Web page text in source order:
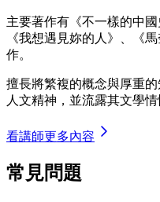
主要著作有《不一樣的中
《我想遇見妳的人》、《
作。
擅長將繁複的概念與厚重
人文精神，並流露其文學情
看講師更多內容
常見問題